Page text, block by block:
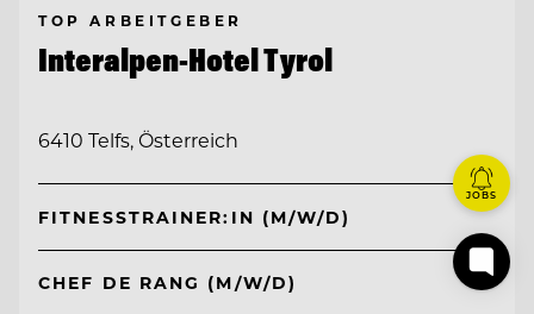
TOP ARBEITGEBER
Interalpen-Hotel Tyrol
6410 Telfs, Österreich
FITNESSTRAINER:IN (M/W/D)
CHEF DE RANG (M/W/D)
JOBS